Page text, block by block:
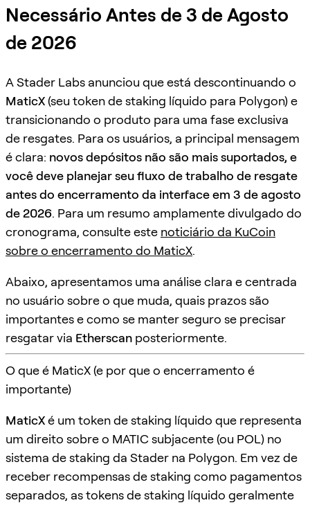
Necessário Antes de 3 de Agosto
de 2026
A Stader Labs anunciou que está descontinuando o
MaticX(seu token de staking líquido para Polygon) e
transicionando o produto para uma fase exclusiva
de resgates. Para os usuários, a principal mensagem
é clara: novos depósitos não são mais suportados, e
você deve planejar seu fluxo de trabalho de resgate
antes do encerramento da interface em 3 de agosto
de 2026. Para um resumo amplamente divulgado do
cronograma, consulte este noticiário da KuCoin
sobre o encerramento do MaticX.
Abaixo, apresentamos uma análise clara e centrada
no usuário sobre o que muda, quais prazos são
importantes e como se manter seguro se precisar
resgatar via Etherscan posteriormente.
O que é MaticX (e por que o encerramento é
importante)
MaticXé um token de staking líquido que representa
um direito sobre o MATIC subjacente (ou POL) no
sistema de staking da Stader na Polygon. Em vez de
receber recompensas de staking como pagamentos
separados, as tokens de staking líquido geralmente